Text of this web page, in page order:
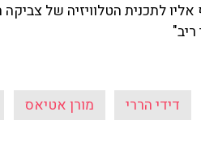
לתכנית הטלוויזיה של
דידי הררי מורן אטיאס